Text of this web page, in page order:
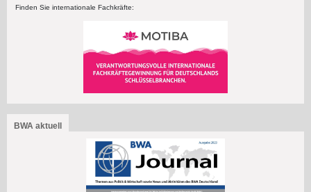
Finden Sie internationale Fachkräfte:
BWA aktuell